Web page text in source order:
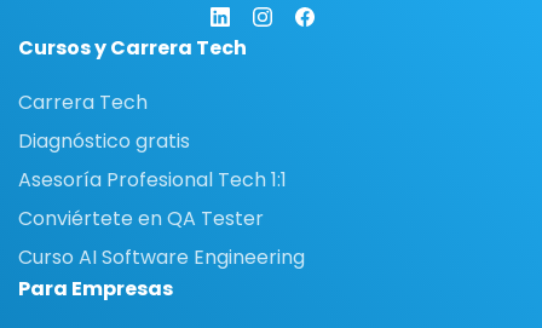
Cursos y Carrera Tech
Carrera Tech
Diagnóstico gratis
Asesoría Profesional Tech 1:1
Conviértete en QA Tester
Curso AI Software Engineering
Para Empresas